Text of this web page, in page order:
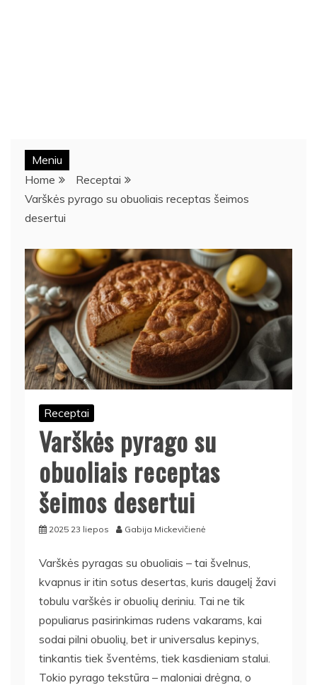
Meniu
Home
Receptai
Varškės pyrago su obuoliais receptas šeimos
desertui
Receptai
Varškės pyrago su
obuoliais receptas
šeimos desertui
2025 23 liepos Gabija Mickevičienė
Varškės pyragas su obuoliais – tai švelnus,
kvapnus ir itin sotus desertas, kuris daugelį žavi
tobulu varškės ir obuolių deriniu. Tai ne tik
populiarus pasirinkimas rudens vakarams, kai
sodai pilni obuolių, bet ir universalus kepinys,
tinkantis tiek šventėms, tiek kasdieniam stalui.
Tokio pyrago tekstūra – maloniai drėgna, o